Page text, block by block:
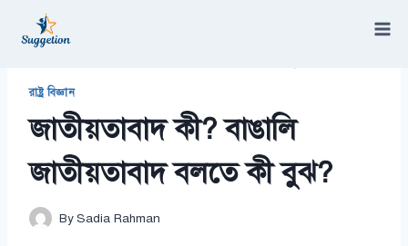
রাষ্ট্র বিজ্ঞান
জাতীয়তাবাদ কী? বাঙালি
জাতীয়তাবাদ বলতে কী বুঝ?
BySadia Rahman